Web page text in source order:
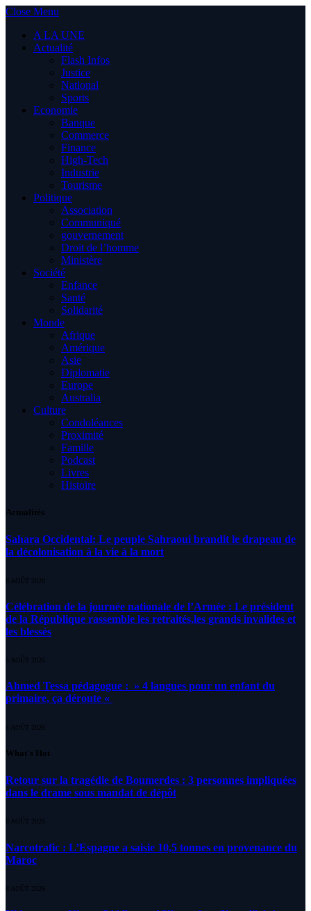
Close Menu
A LA UNE
Actualité
Flash Infos
Justice
National
Sports
Economie
Banque
Commerce
Finance
High-Tech
Industrie
Tourisme
Politique
Association
Communiqué
gouvernement
Droit de l’homme
Ministère
Société
Enfance
Santé
Solidarité
Monde
Afrique
Amérique
Asie
Diplomatie
Europe
Australia
Culture
Condoléances
Proximité
Famille
Podcast
Livres
Histoire
Actualités
Sahara Occidental: Le peuple Sahraoui brandit le drapeau de
la décolonisation à la vie à la mort
8 AOÛT 2026
Célébration de la journée nationale de l’Armée : Le président
de la République rassemble les retraités,les grands invalides et
les blessés
5 AOÛT 2026
Ahmed Tessa pédagogue : » 4 langues pour un enfant du
primaire, ça déroute «
4 AOÛT 2026
What's Hot
Retour sur la tragédie de Boumerdes : 3 personnes impliquées
dans le drame sous mandat de dépôt
8 AOÛT 2026
Narcotrafic : L’Espagne a saisie 10,5 tonnes en provenance du
Maroc
8 AOÛT 2026